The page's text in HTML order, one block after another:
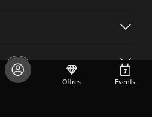
Offres Events